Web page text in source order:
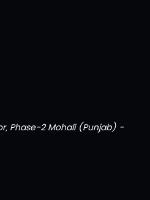
Phase-2 Mohali (Punjab) -